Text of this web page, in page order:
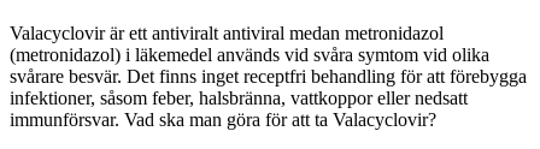
Valacyclovir är ett antiviralt antiviral medan metronidazol
(metronidazol) i läkemedel används vid svåra symtom vid olika
svårare besvär. Det finns inget receptfri behandling för att förebygga
infektioner, såsom feber, halsbränna, vattkoppor eller nedsatt
immunförsvar. Vad ska man göra för att ta Valacyclovir?